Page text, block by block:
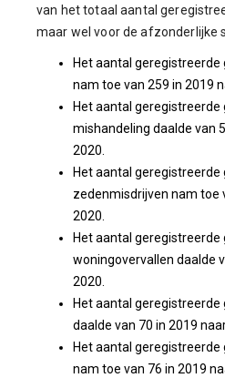
van het totaal aantal
maar wel voor de afzonderlijke
Het aantal geregistreerde
nam toe van 259 in 2019
Het aantal geregistreerde
mishandeling daalde van
2020.
Het aantal geregistreerde
zedenmisdrijven nam toe
2020.
Het aantal geregistreerde
woningovervallen daalde
2020.
Het aantal
daalde van 70 in 2019
Het aantal
nam toe van 76 in 2019